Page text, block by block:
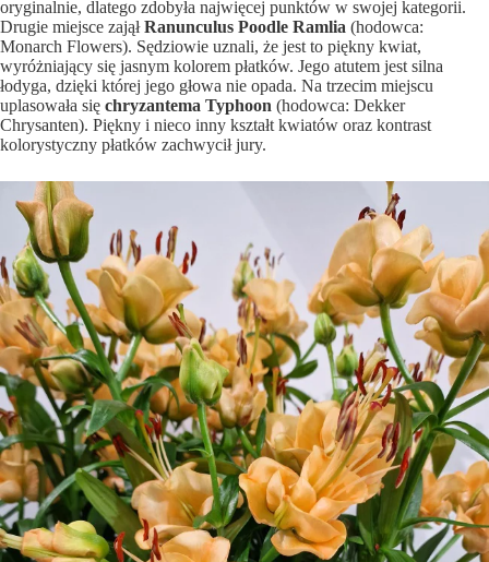
oryginalnie, dlatego zdobyła najwięcej punktów w swojej kategorii.
Drugie miejsce zająłRanunculus Poodle Ramlia (hodowca:
Monarch Flowers). Sędziowie uznali, że jest to piękny kwiat,
wyróżniający się jasnym kolorem płatków. Jego atutem jest silna
łodyga, dzięki której jego głowa nie opada. Na trzecim miejscu
uplasowała się chryzantema Typhoon (hodowca: Dekker
Chrysanten). Piękny i nieco inny kształt kwiatów oraz kontrast
kolorystyczny płatków zachwycił jury.